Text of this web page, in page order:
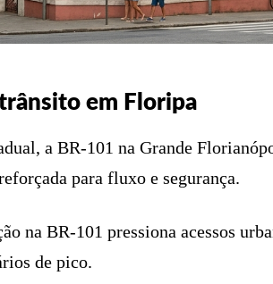
em Floripa
a BR-101 na Grande
para fluxo e segurança.
na BR-101 pressiona acessos
de pico.